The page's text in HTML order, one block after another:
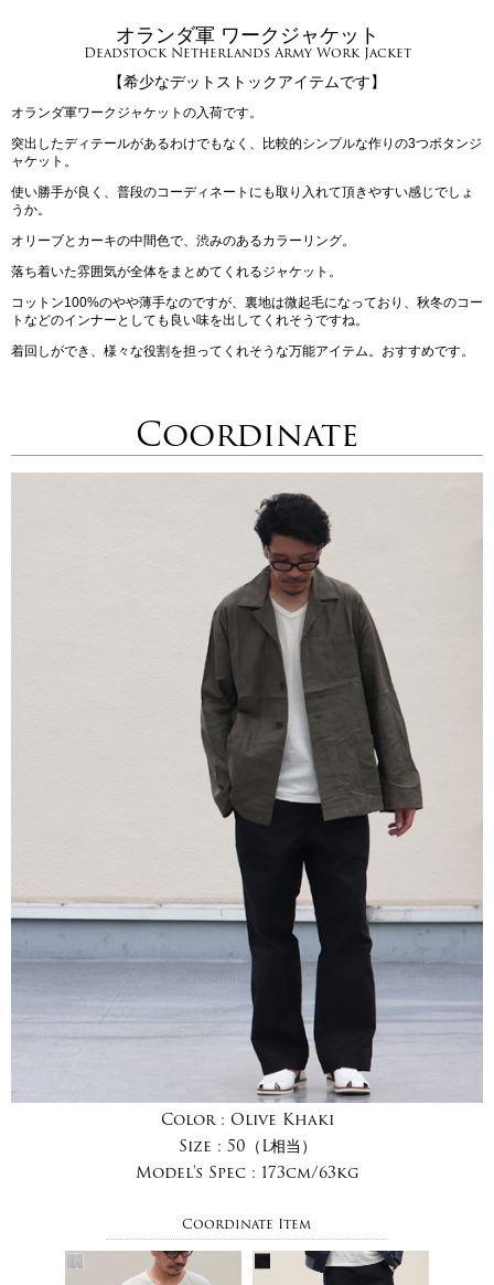
オランダ軍 ワークジャケット
Deadstock Netherlands Army Work Jacket
【希少なデットストックアイテムです】
オランダ軍ワークジャケットの入荷です。
突出したディテールがあるわけでもなく、比較的シンプルな作りの3つボタンジ
ャケット。
使い勝手が良く、普段のコーディネートにも取り入れて頂きやすい感じでしょ
うか。
オリーブとカーキの中間色で、渋みのあるカラーリング。
落ち着いた雰囲気が全体をまとめてくれるジャケット。
コットン100%のやや薄手なのですが、裏地は微起毛になっており、秋冬のコー
トなどのインナーとしても良い味を出してくれそうですね。
着回しができ、様々な役割を担ってくれそうな万能アイテム。おすすめです。
Coordinate
Color : Olive Khaki
Size : 50（L相当）
Model's Spec : 173cm/63kg
Coordinate Item